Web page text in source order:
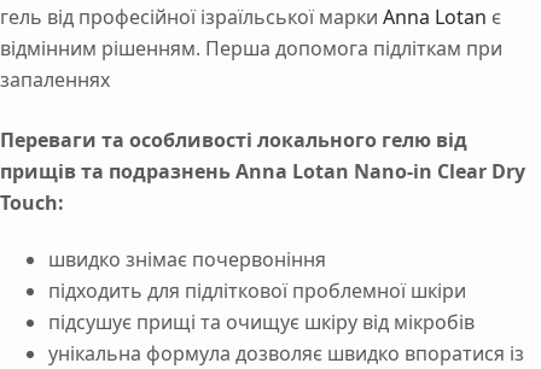
гель від професійної ізраїльської марки Anna Lotan є
відмінним рішенням. Перша допомога підліткам при
запаленнях
Переваги та особливості локального гелю від
прищів та подразнень Anna Lotan Nano-in Clear Dry
Touch:
швидко знімає почервоніння
підходить для підліткової проблемної шкіри
підсушує прищі та очищує шкіру від мікробів
унікальна формула дозволяє швидко впоратися із